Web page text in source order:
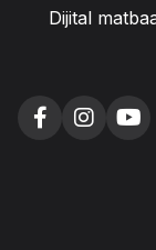
Dijital